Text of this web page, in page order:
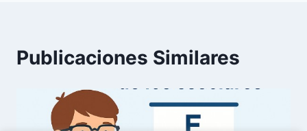
Publicaciones Similares